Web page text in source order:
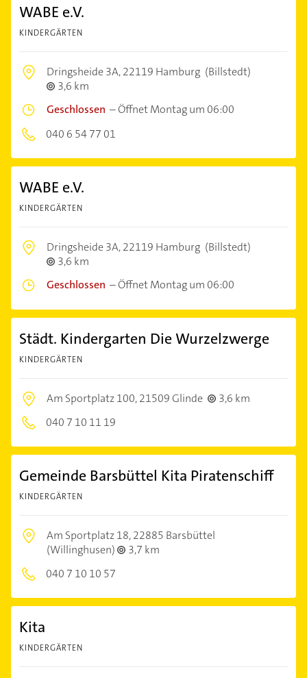
WABE e.V.
KINDERGÄRTEN
Dringsheide 3A,22119 Hamburg (Billstedt)
3,6 km
Geschlossen –Öffnet Montag um 06:00
040 6 54 77 01
WABE e.V.
KINDERGÄRTEN
Dringsheide 3A,22119 Hamburg (Billstedt)
3,6 km
Geschlossen –Öffnet Montag um 06:00
Städt. Kindergarten Die Wurzelzwerge
KINDERGÄRTEN
Am Sportplatz 100,21509 Glinde
3,6 km
040 7 10 11 19
Gemeinde Barsbüttel Kita Piratenschiff
KINDERGÄRTEN
Am Sportplatz 18,22885 Barsbüttel
(Willinghusen)
3,7 km
040 7 10 10 57
Kita
KINDERGÄRTEN